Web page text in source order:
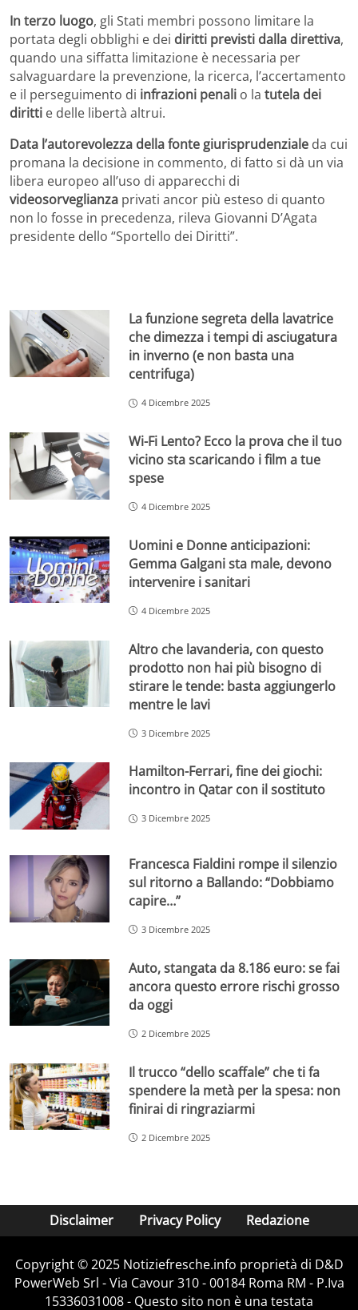
In terzo luogo, gli Stati membri possono limitare la
portata degli obblighi e dei diritti previsti dalla direttiva,
quando una siffatta limitazione è necessaria per
salvaguardare la prevenzione, la ricerca, l’accertamento
e il perseguimento di infrazioni penali o la tutela dei
diritti e delle libertà altrui.
Data l’autorevolezza della fonte giurisprudenziale da cui
promana la decisione in commento, di fatto si dà un via
libera europeo all’uso di apparecchi di
videosorveglianza privati ancor più esteso di quanto
non lo fosse in precedenza, rileva Giovanni D’Agata
presidente dello “Sportello dei Diritti”.
La funzione segreta della lavatrice
che dimezza i tempi di asciugatura
in inverno (e non basta una
centrifuga)
4 Dicembre 2025
Wi-Fi Lento? Ecco la prova che il tuo
vicino sta scaricando i film a tue
spese
4 Dicembre 2025
Uomini e Donne anticipazioni:
Gemma Galgani sta male, devono
intervenire i sanitari
4 Dicembre 2025
Altro che lavanderia, con questo
prodotto non hai più bisogno di
stirare le tende: basta aggiungerlo
mentre le lavi
3 Dicembre 2025
Hamilton-Ferrari, fine dei giochi:
incontro in Qatar con il sostituto
3 Dicembre 2025
Francesca Fialdini rompe il silenzio
sul ritorno a Ballando: “Dobbiamo
capire…”
3 Dicembre 2025
Auto, stangata da 8.186 euro: se fai
ancora questo errore rischi grosso
da oggi
2 Dicembre 2025
Il trucco “dello scaffale” che ti fa
spendere la metà per la spesa: non
finirai di ringraziarmi
2 Dicembre 2025
Disclaimer Privacy Policy Redazione
Copyright © 2025 Notiziefresche.info proprietà di D&D
PowerWeb Srl - Via Cavour 310 - 00184 Roma RM - P.Iva
15336031008 - Questo sito non è una testata